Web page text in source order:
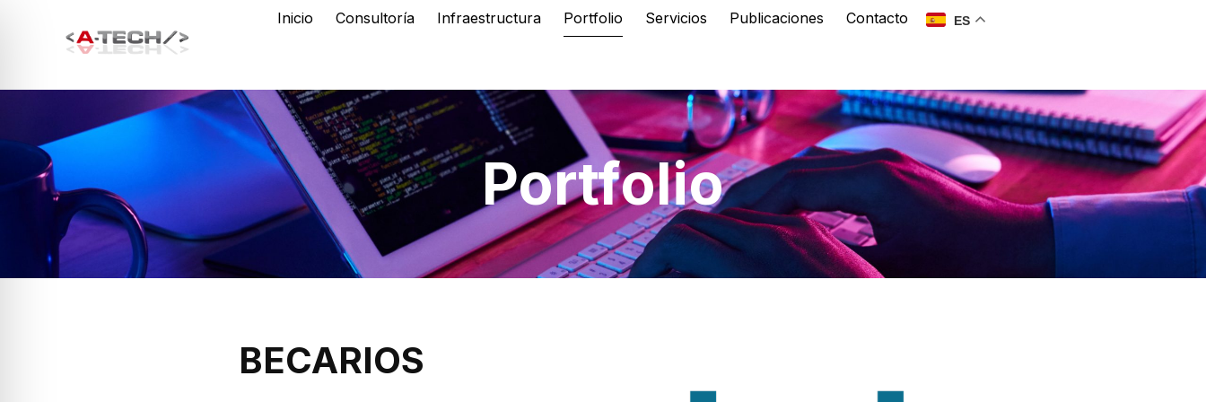
Inicio Consultoría Infraestructura Portfolio Servicios Publicaciones Contacto ES
Portfolio
BECARIOS